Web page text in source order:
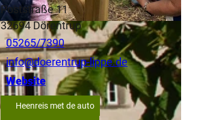
Poststraße 11
32694Dörentrup
05265/7390
info@doerentrup-lippe.de
Website
Heenreis met de auto